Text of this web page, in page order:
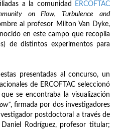
a la comunidad
ERCOFTAC
on Flow, Turbulence and
al profesor Milton Van Dyke,
en este campo que recopila
de distintos experimentos para
presentadas al concurso, un
de ERCOFTAC seleccionó
se encontraba la visualización
, firmada por dos investigadores
postdoctoral a través de
Rodríguez, profesor titular;